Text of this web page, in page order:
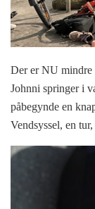
Der er NU mindre
Johnni springer i
påbegynde en
Vendsyssel, en